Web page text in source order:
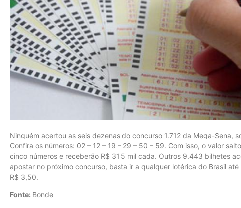
Ninguém acertou as seis dezenas do concurso 1.712 da Mega-Sena,
Confira os números: 02 – 12 – 19 – 29 – 50 – 59. Com isso, o valor
cinco números e receberão R$ 31,5 mil cada. Outros 9.443 bilhetes
apostar no próximo concurso, basta ir a qualquer lotérica do Brasil
R$ 3,50.
Fonte: Bonde